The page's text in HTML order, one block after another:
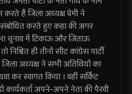
हैं जिला अध्यक्ष प्रेमी ने
करते हुए कहा की अगर
चुनाव में टिकाऊ और जिताऊ
निश्चित ही तीनों सीट कांग्रेस पार्टी
अध्यक्ष ने सभी अतिथियों का
कर स्वागत किया । वहीं सर्किट
अपने-अपने नेता की पैरवी